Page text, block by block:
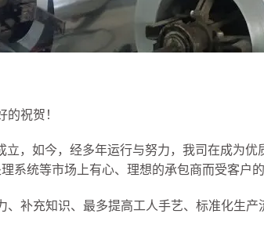
祝贺！
，如今，经多年运行与努力，我司在成为
系统等市场上有心、理想的承包商而受客户的
补充知识、最多提高工人手艺、标准化生产